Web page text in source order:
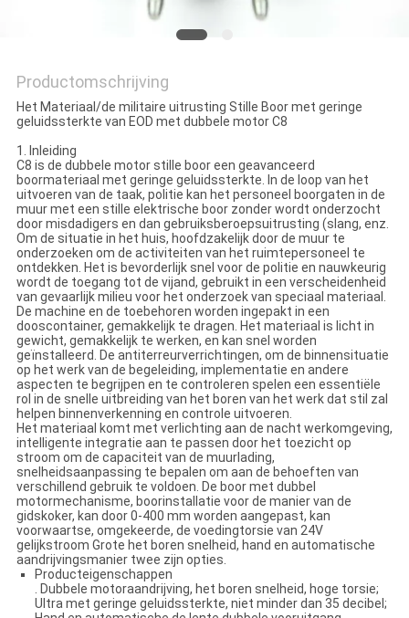
Productomschrijving
Het Materiaal/de militaire uitrusting Stille Boor met geringe
geluidssterkte van EOD met dubbele motor C8
1. Inleiding
C8 is de dubbele motor stille boor een geavanceerd
boormateriaal met geringe geluidssterkte. In de loop van het
uitvoeren van de taak, politie kan het personeel boorgaten in de
muur met een stille elektrische boor zonder wordt onderzocht
door misdadigers en dan gebruiksberoepsuitrusting (slang, enz.
Om de situatie in het huis, hoofdzakelijk door de muur te
onderzoeken om de activiteiten van het ruimtepersoneel te
ontdekken. Het is bevorderlijk snel voor de politie en nauwkeurig
wordt de toegang tot de vijand, gebruikt in een verscheidenheid
van gevaarlijk milieu voor het onderzoek van speciaal materiaal.
De machine en de toebehoren worden ingepakt in een
dooscontainer, gemakkelijk te dragen. Het materiaal is licht in
gewicht, gemakkelijk te werken, en kan snel worden
geïnstalleerd. De antiterreurverrichtingen, om de binnensituatie
op het werk van de begeleiding, implementatie en andere
aspecten te begrijpen en te controleren spelen een essentiële
rol in de snelle uitbreiding van het boren van het werk dat stil zal
helpen binnenverkenning en controle uitvoeren.
Het materiaal komt met verlichting aan de nacht werkomgeving,
intelligente integratie aan te passen door het toezicht op
stroom om de capaciteit van de muurlading,
snelheidsaanpassing te bepalen om aan de behoeften van
verschillend gebruik te voldoen. De boor met dubbel
motormechanisme, boorinstallatie voor de manier van de
gidskoker, kan door 0-400 mm worden aangepast, kan
voorwaartse, omgekeerde, de voedingtorsie van 24V
gelijkstroom Grote het boren snelheid, hand en automatische
aandrijvingsmanier twee zijn opties.
Producteigenschappen
. Dubbele motoraandrijving, het boren snelheid, hoge torsie;
Ultra met geringe geluidssterkte, niet minder dan 35 decibel;